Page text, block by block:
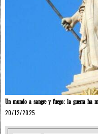
Un mundo a sangre y fuego: la guerra ha
20/12/2025